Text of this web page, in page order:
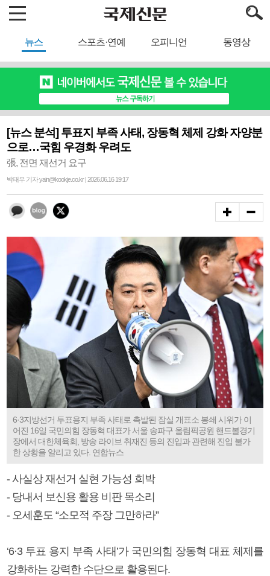
뉴스 스포츠·연예 오피니언 동영상
[뉴스 분석] 투표지 부족 사태, 장동혁 체제 강화 자양분
으로…국힘 우경화 우려도
張, 전면 재선거 요구
박태우 기자 yain@kookje.co.kr | 2026.06.16 19:17
6·3지방선거 투표용지 부족 사태로 촉발된 잠실 개표소 봉쇄 시위가 이
어진 16일 국민의힘 장동혁 대표가 서울 송파구 올림픽공원 핸드볼경기
장에서 대한체육회, 방송 라이브 취재진 등의 진입과 관련해 진입 불가
한 상황을 알리고 있다. 연합뉴스
- 사실상 재선거 실현 가능성 희박
- 당내서 보신용 활용 비판 목소리
- 오세훈도 “소모적 주장 그만하라”
‘6·3 투표 용지 부족 사태’가 국민의힘 장동혁 대표 체제를
강화하는 강력한 수단으로 활용된다.